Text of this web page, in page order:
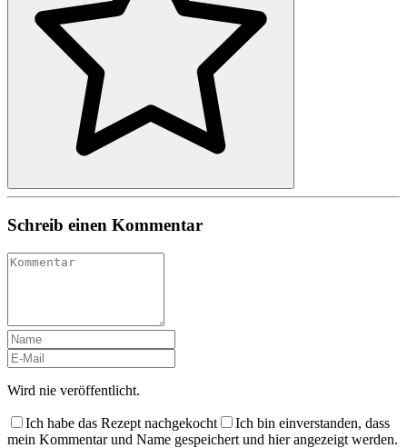
Schreib einen Kommentar
Wird nie veröffentlicht.
Ich habe das Rezept nachgekocht
Ich bin einverstanden, dass
mein Kommentar und Name gespeichert und hier angezeigt werden.